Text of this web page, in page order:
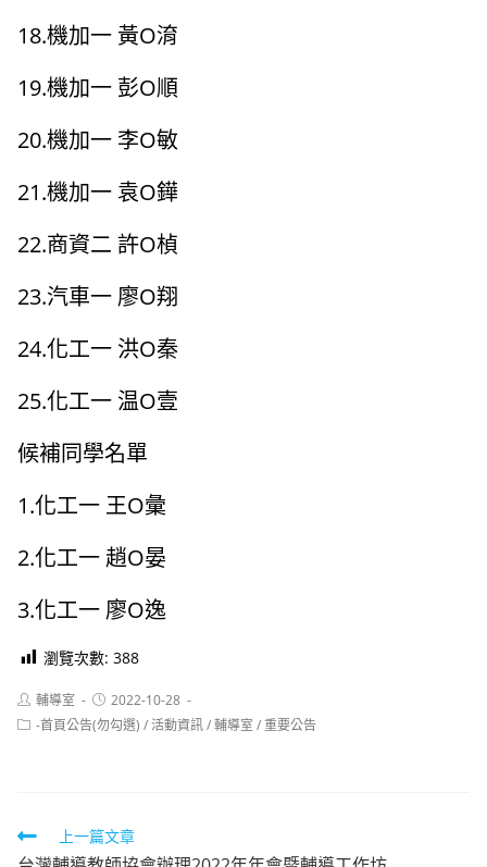
18.機加一 黃O淯
19.機加一 彭O順
20.機加一 李O敏
21.機加一 袁O鏵
22.商資二 許O楨
23.汽車一 廖O翔
24.化工一 洪O秦
25.化工一 温O壹
候補同學名單
1.化工一 王O彙
2.化工一 趙O晏
3.化工一 廖O逸
瀏覽次數: 388
Post
author:
輔導室
Post
published:
2022-10-28
Post-首頁公告(勿勾選) /活動資訊/輔導室 /重要公告
Read上一篇文章